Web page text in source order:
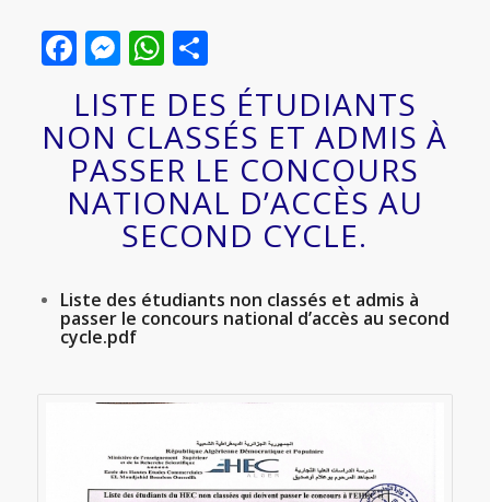
Facebook
Messenger
WhatsApp
Partager
LISTE DES ÉTUDIANTS
NON CLASSÉS ET ADMIS À
PASSER LE CONCOURS
NATIONAL D’ACCÈS AU
SECOND CYCLE.
Liste des étudiants non classés et admis à
passer le concours national d’accès au second
cycle.pdf